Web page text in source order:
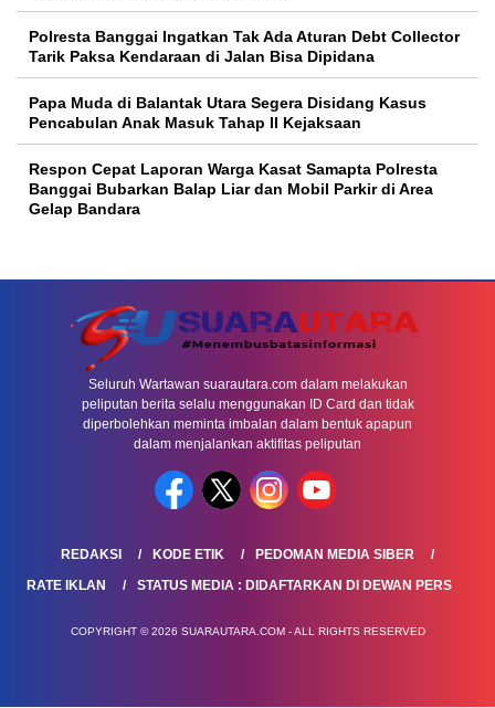
Polresta Banggai Ingatkan Tak Ada Aturan Debt Collector
Tarik Paksa Kendaraan di Jalan Bisa Dipidana
Papa Muda di Balantak Utara Segera Disidang Kasus
Pencabulan Anak Masuk Tahap II Kejaksaan
Respon Cepat Laporan Warga Kasat Samapta Polresta
Banggai Bubarkan Balap Liar dan Mobil Parkir di Area
Gelap Bandara
Seluruh Wartawan suarautara.com dalam melakukan
peliputan berita selalu menggunakan ID Card dan tidak
diperbolehkan meminta imbalan dalam bentuk apapun
dalam menjalankan aktifitas peliputan
REDAKSI KODE ETIK
PEDOMAN MEDIA SIBER
RATE IKLAN
STATUS MEDIA : DIDAFTARKAN DI DEWAN PERS
COPYRIGHT © 2026 SUARAUTARA.COM - ALL RIGHTS RESERVED